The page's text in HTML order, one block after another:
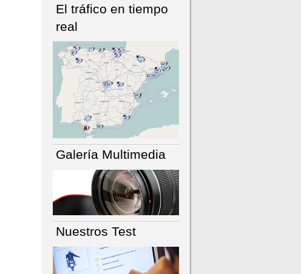
El tráfico en tiempo
real
Galería Multimedia
Nuestros Test